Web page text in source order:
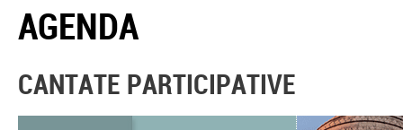
AGENDA
CANTATE PARTICIPATIVE